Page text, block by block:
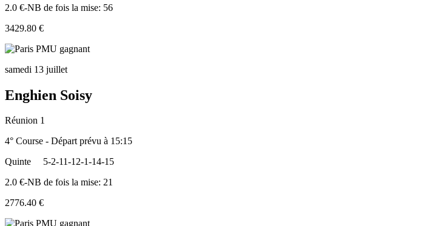
2.0 €-NB de fois la mise: 56
3429.80 €
samedi 13 juillet
Enghien Soisy
Réunion 1
4° Course - Départ prévu à 15:15
Quinte
5-2-11-12-1-14-15
2.0 €-NB de fois la mise: 21
2776.40 €